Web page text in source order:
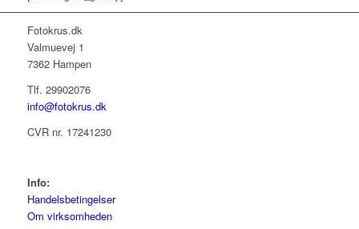
Fotokrus.dk
Valmuevej 1
7362 Hampen
Tlf. 29902076
info@fotokrus.dk
CVR nr. 17241230
Info:
Handelsbetingelser
Om virksomheden